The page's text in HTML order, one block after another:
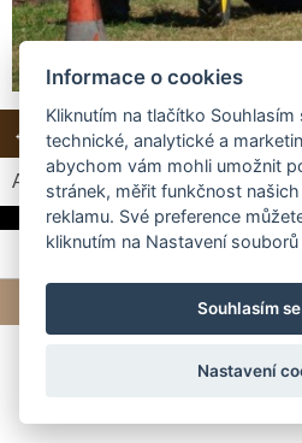
← Předchozí Další → Zpět do
Automatické procházení: 3| |5|
© 2026 eStránky.cz |
Informace o cookies
Kliknutím na tlačítko
technické, analytické a
abychom vám mohli umožnit
stránek, měřit funkčnost
reklamu. Své preference
kliknutím na Nastavení
Souhlasím
Nastavení